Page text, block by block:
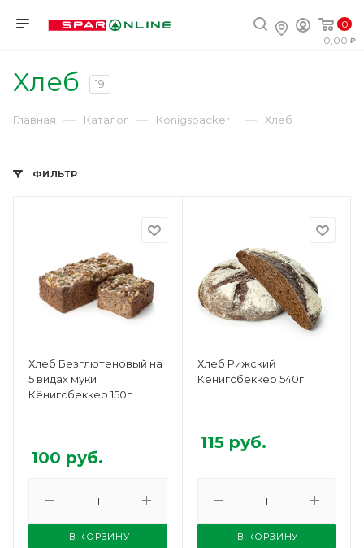
0
0,00
Хлеб 19
Главная — Каталог — Konigsbacker — Хлеб
ФИЛЬТР
Хлеб Безглютеновый на
5 видах муки
Кёнигсбеккер 150г
100 руб.
В КОРЗИНУ
Хлеб Рижский
Кёнигсбеккер 540г
115руб.
В КОРЗИНУ